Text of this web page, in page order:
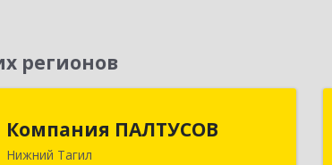
регионов
Компания ПАЛТУСОВ
Нижний Тагил
622002, Свердловская обл, Нижний